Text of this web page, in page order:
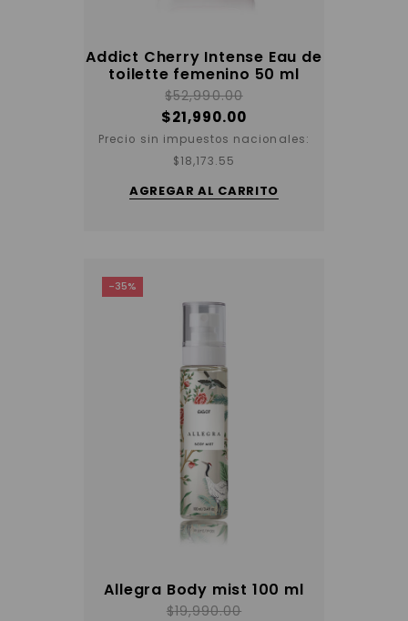
Addict Cherry Intense Eau de
toilette femenino 50 ml
$52,990.00
$21,990.00
Precio sin impuestos nacionales:
$18,173.55
AGREGAR AL CARRITO
-35%
Allegra Body mist 100 ml
$19,990.00